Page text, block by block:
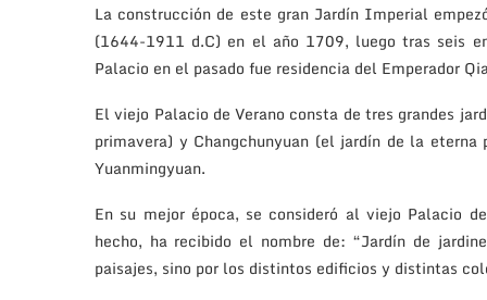
La construcción de este gran Jardín Imperial
(1644-1911 d.C) en el año 1709, luego tras seis
Palacio en el pasado fue residencia del Emperador
El viejo Palacio de Verano consta de tres grandes
primavera) y Changchunyuan (el jardín de la
Yuanmingyuan.
En su mejor época, se consideró al viejo Palacio
hecho, ha recibido el nombre de: “Jardín de
paisajes, sino por los distintos edificios y distintas